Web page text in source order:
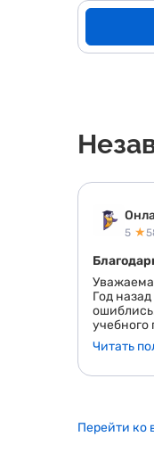
5 ★
Год
учебного
работала
участие
Читать
Перейти ко